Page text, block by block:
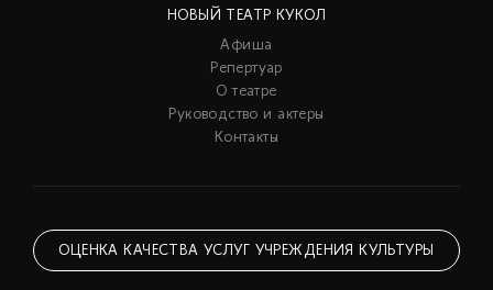
НОВЫЙ ТЕАТР КУКОЛ
Афиша
Репертуар
О театре
Руководство и актеры
Контакты
ОЦЕНКА КАЧЕСТВА УСЛУГ УЧРЕЖДЕНИЯ КУЛЬТУРЫ